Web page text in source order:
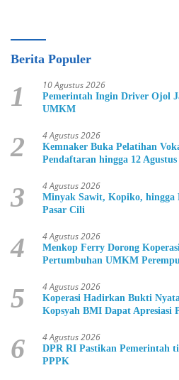
Berita Populer
1 10 Agustus 2026
Pemerintah Ingin Driver Ojol
UMKM
2 4 Agustus 2026
Kemnaker Buka Pelatihan
Pendaftaran hingga 12 Agustus
3 4 Agustus 2026
Minyak Sawit, Kopiko, hingga
Pasar Cili
4 4 Agustus 2026
Menkop Ferry Dorong
Pertumbuhan UMKM
5 4 Agustus 2026
Koperasi Hadirkan Bukti
Kopsyah BMI Dapat Apresiasi
6 4 Agustus 2026
DPR RI Pastikan Pemerintah
PPPK